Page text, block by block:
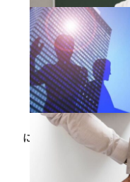
すべて
セミナー
【講演報告】あなた
に